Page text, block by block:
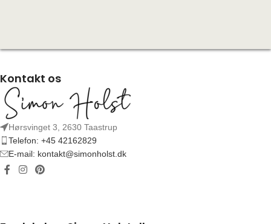
Kontakt os
Hørsvinget 3, 2630 Taastrup
Telefon: +45 42162829
E-mail: kontakt@simonholst.dk